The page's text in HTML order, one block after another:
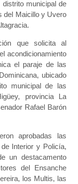
municipal de
del Maicillo y Uvero
que solicita al
acondicionamiento
el paraje de las
ubicado
municipal de las
provincia La
Rafael Barón
aprobadas las
Interior y Policía,
un destacamento
del Ensanche
los Multis, las